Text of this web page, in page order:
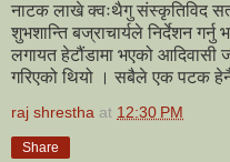
नाटक लाखे क्वःथैगु संस्कृतिविद
शुभशान्ति बज्राचार्यले निर्देशन
लगायत हेटौंडामा भएको आदिवासी
गरिएको थियो । सबैले एक पटक हेर्नै
raj shrestha at 12:30 PM
Share